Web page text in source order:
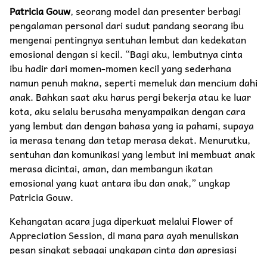
Patricia Gouw, seorang model dan presenter berbagi
pengalaman personal dari sudut pandang seorang ibu
mengenai pentingnya sentuhan lembut dan kedekatan
emosional dengan si kecil. “Bagi aku, lembutnya cinta
ibu hadir dari momen-momen kecil yang sederhana
namun penuh makna, seperti memeluk dan mencium dahi
anak. Bahkan saat aku harus pergi bekerja atau ke luar
kota, aku selalu berusaha menyampaikan dengan cara
yang lembut dan dengan bahasa yang ia pahami, supaya
ia merasa tenang dan tetap merasa dekat. Menurutku,
sentuhan dan komunikasi yang lembut ini membuat anak
merasa dicintai, aman, dan membangun ikatan
emosional yang kuat antara ibu dan anak,” ungkap
Patricia Gouw.
Kehangatan acara juga diperkuat melalui Flower of
Appreciation Session, di mana para ayah menuliskan
pesan singkat sebagai ungkapan cinta dan apresiasi